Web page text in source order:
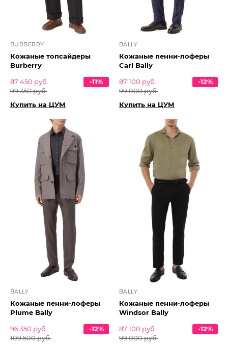
BURBERRY
Кожаные топсайдеры
Burberry
87 450 руб.
99 350 руб.
-11%
Купить на ЦУМ
BALLY
Кожаные пенни-лоферы
Carl Bally
87 100 руб.
99 000 руб.
-12%
Купить на ЦУМ
BALLY
Кожаные пенни-лоферы
Plume Bally
96 350 руб.
109 500 руб.
-12%
BALLY
Кожаные пенни-лоферы
Windsor Bally
87 100 руб.
99 000 руб.
-12%